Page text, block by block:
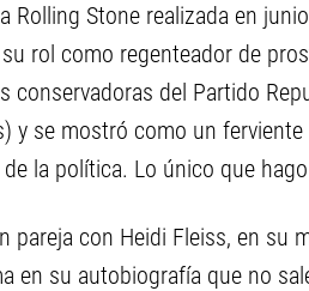
Rolling Stone realizada en
rol como regenteador de
conservadoras del Partido
y se mostró como un ferviente
la política. Lo único que
pareja con Heidi Fleiss, en su
en su autobiografía que no